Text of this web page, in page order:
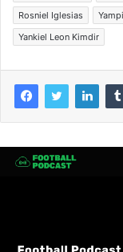
Rosniel Iglesias
Yankiel Leon Kimdir